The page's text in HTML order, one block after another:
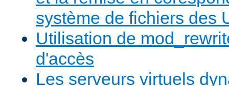
système de fichiers des
Utilisation de
d'accès
Les serveurs virtuels